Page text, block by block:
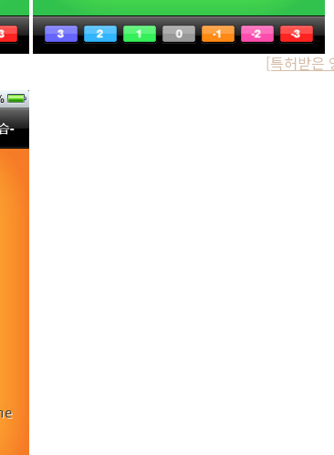
[특허받은